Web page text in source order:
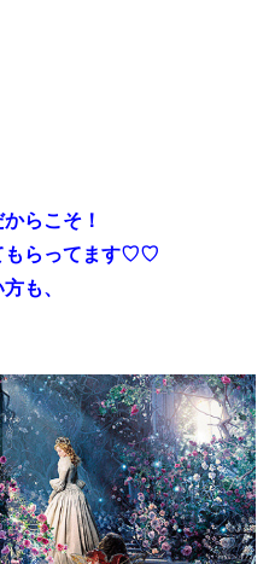
らこそ！
もらってます♡♡
も、